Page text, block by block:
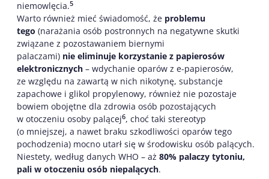
niemowlęcia.5
Warto również mieć świadomość, że problemu
tego (narażania osób postronnych na negatywne skutki
związane z pozostawaniem biernymi
palaczami) nie eliminuje korzystanie z papierosów
elektronicznych – wdychanie oparów z e-papierosów,
ze względu na zawartą w nich nikotynę, substancje
zapachowe i glikol propylenowy, również nie pozostaje
bowiem obojętne dla zdrowia osób pozostających
w otoczeniu osoby palącej6, choć taki stereotyp
(o mniejszej, a nawet braku szkodliwości oparów tego
pochodzenia) mocno utarł się w środowisku osób palących.
Niestety, według danych WHO – aż 80% palaczy tytoniu,
pali w otoczeniu osób niepalących.